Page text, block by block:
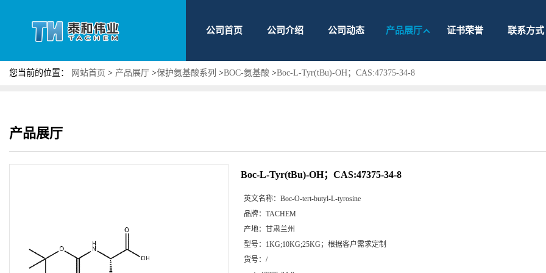
公司首页 公司介绍 公司动态 产品展厅 证书荣誉 联系方式
您当前的位置： 网站首页 > 产品展厅 >保护氨基酸系列 >BOC-氨基酸 >Boc-L-Tyr(tBu)-OH；CAS:47375-34-8
产品展厅
Boc-L-Tyr(tBu)-OH；CAS:47375-34-8
英文名称： Boc-O-tert-butyl-L-tyrosine
品牌： TACHEM
产地： 甘肃兰州
型号： 1KG;10KG;25KG；根据客户需求定制
货号： /